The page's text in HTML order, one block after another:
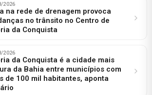
2026
na rede de drenagem provoca
no trânsito no Centro de
da Conquista
2026
da Conquista é a cidade mais
da Bahia entre municípios com
de 100 mil habitantes, aponta